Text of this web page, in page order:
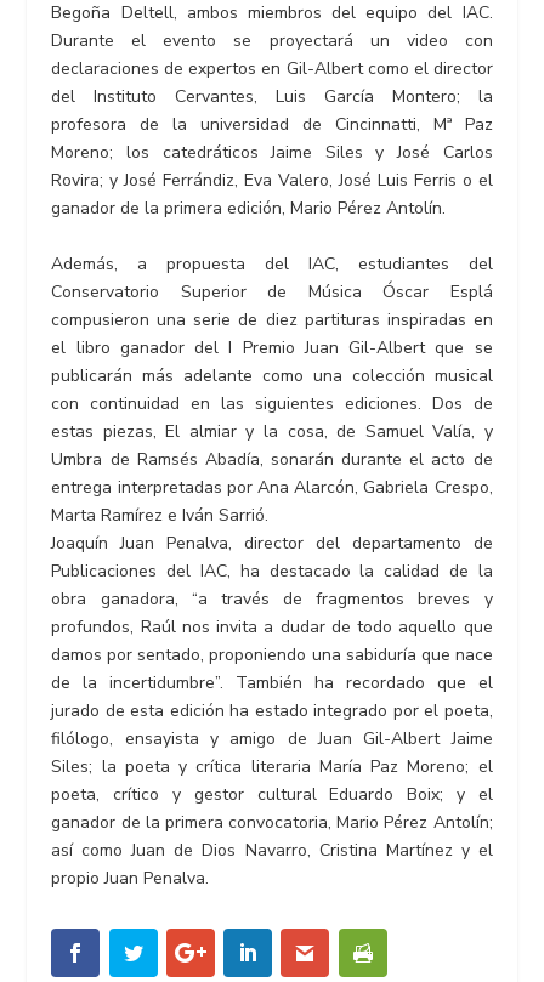
Begoña Deltell, ambos miembros del equipo del IAC.
Durante el evento se proyectará un video con
declaraciones de expertos en Gil-Albert como el director
del Instituto Cervantes, Luis García Montero; la
profesora de la universidad de Cincinnatti, Mª Paz
Moreno; los catedráticos Jaime Siles y José Carlos
Rovira; y José Ferrándiz, Eva Valero, José Luis Ferris o el
ganador de la primera edición, Mario Pérez Antolín.
Además, a propuesta del IAC, estudiantes del
Conservatorio Superior de Música Óscar Esplá
compusieron una serie de diez partituras inspiradas en
el libro ganador del I Premio Juan Gil-Albert que se
publicarán más adelante como una colección musical
con continuidad en las siguientes ediciones. Dos de
estas piezas, El almiar y la cosa, de Samuel Valía, y
Umbra de Ramsés Abadía, sonarán durante el acto de
entrega interpretadas por Ana Alarcón, Gabriela Crespo,
Marta Ramírez e Iván Sarrió.
Joaquín Juan Penalva, director del departamento de
Publicaciones del IAC, ha destacado la calidad de la
obra ganadora, “a través de fragmentos breves y
profundos, Raúl nos invita a dudar de todo aquello que
damos por sentado, proponiendo una sabiduría que nace
de la incertidumbre”. También ha recordado que el
jurado de esta edición ha estado integrado por el poeta,
filólogo, ensayista y amigo de Juan Gil-Albert Jaime
Siles; la poeta y crítica literaria María Paz Moreno; el
poeta, crítico y gestor cultural Eduardo Boix; y el
ganador de la primera convocatoria, Mario Pérez Antolín;
así como Juan de Dios Navarro, Cristina Martínez y el
propio Juan Penalva.